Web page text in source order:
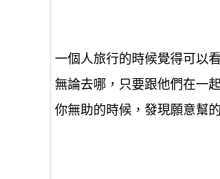
一個人旅行的時候覺得可以
無論去哪，只要跟他們在一
你無助的時候，發現願意幫